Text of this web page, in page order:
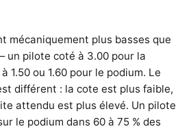
mécaniquement plus basses que
un pilote coté à 3.00 pour la
1.50 ou 1.60 pour le podium. Le
différent : la cote est plus faible,
attendu est plus élevé. Un pilote
le podium dans 60 à 75 % des